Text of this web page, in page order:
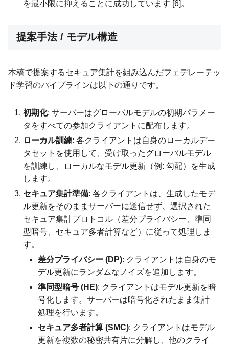
を最小限に抑えることに成功しています [6]。
提案手法 / モデル構造
本稿で提案するセキュア集計を組み込んだフェデレーテッ
ド学習のパイプラインは以下の通りです。
初期化: サーバーはグローバルモデルの初期パラメー
タをすべての参加クライアントに配布します。
ローカル訓練: 各クライアントは自身のローカルデー
タセットを使用して、受け取ったグローバルモデル
を訓練し、ローカルなモデル更新（例: 勾配）を生成
します。
セキュア集計準備: 各クライアントは、生成したモデ
ル更新をそのままサーバーに送信せず、選択された
セキュア集計プロトコル（差分プライバシー、準同
型暗号、セキュア多者計算など）に従って処理しま
す。
差分プライバシー (DP): クライアントは自身のモ
デル更新にランダムなノイズを追加します。
準同型暗号 (HE): クライアントはモデル更新を暗
号化します。サーバーは暗号化されたまま集計
処理を行います。
セキュア多者計算 (SMC): クライアントはモデル
更新を複数の秘密共有片に分解し、他のクライ